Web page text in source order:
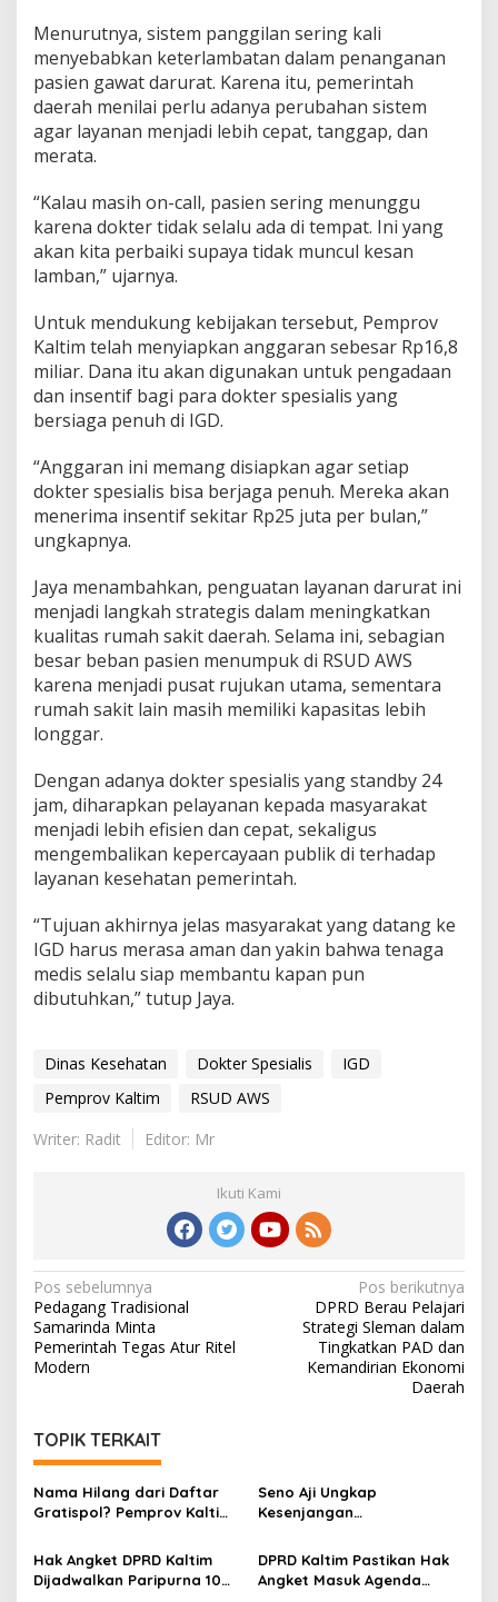
Menurutnya, sistem panggilan sering kali
menyebabkan keterlambatan dalam penanganan
pasien gawat darurat. Karena itu, pemerintah
daerah menilai perlu adanya perubahan sistem
agar layanan menjadi lebih cepat, tanggap, dan
merata.
“Kalau masih on-call, pasien sering menunggu
karena dokter tidak selalu ada di tempat. Ini yang
akan kita perbaiki supaya tidak muncul kesan
lamban,” ujarnya.
Untuk mendukung kebijakan tersebut, Pemprov
Kaltim telah menyiapkan anggaran sebesar Rp16,8
miliar. Dana itu akan digunakan untuk pengadaan
dan insentif bagi para dokter spesialis yang
bersiaga penuh di IGD.
“Anggaran ini memang disiapkan agar setiap
dokter spesialis bisa berjaga penuh. Mereka akan
menerima insentif sekitar Rp25 juta per bulan,”
ungkapnya.
Jaya menambahkan, penguatan layanan darurat ini
menjadi langkah strategis dalam meningkatkan
kualitas rumah sakit daerah. Selama ini, sebagian
besar beban pasien menumpuk di RSUD AWS
karena menjadi pusat rujukan utama, sementara
rumah sakit lain masih memiliki kapasitas lebih
longgar.
Dengan adanya dokter spesialis yang standby 24
jam, diharapkan pelayanan kepada masyarakat
menjadi lebih efisien dan cepat, sekaligus
mengembalikan kepercayaan publik di terhadap
layanan kesehatan pemerintah.
“Tujuan akhirnya jelas masyarakat yang datang ke
IGD harus merasa aman dan yakin bahwa tenaga
medis selalu siap membantu kapan pun
dibutuhkan,” tutup Jaya.
Dinas Kesehatan Dokter Spesialis
IGD
Pemprov Kaltim
RSUD AWS
Writer: Radit
Editor: Mr
Ikuti Kami
Navigasi
pos
Pos sebelumnya
Pedagang Tradisional
Samarinda Minta
Pemerintah Tegas Atur Ritel
Modern
Pos berikutnya
DPRD Berau Pelajari
Strategi Sleman dalam
Tingkatkan PAD dan
Kemandirian Ekonomi
Daerah
TOPIK TERKAIT
Nama Hilang dari Daftar
Gratispol? Pemprov Kaltim
Penerima
Seno Aji Ungkap
Kesenjangan
Fokus Pembangunan ke
Depan
Hak Angket DPRD Kaltim
Dijadwalkan Paripurna 10
DPRD Kaltim Pastikan Hak
Angket Masuk Agenda